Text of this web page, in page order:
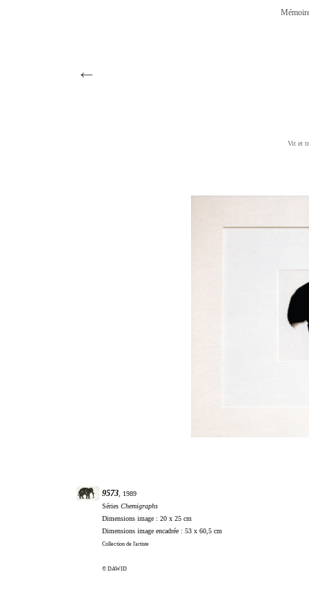
←
Vit et
9573 , 1989
Séries Chemigraphs
Dimensions image : 20 x 25 cm
Dimensions image encadrée : 53 x 60,5 cm
Collection de l'artiste
© DAWID